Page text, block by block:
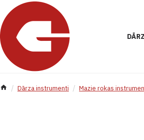
Dārza instrumenti Mazie rokas